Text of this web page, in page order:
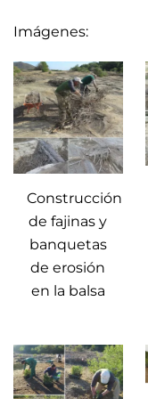
Imágenes:
Construcción
de fajinas y
banquetas
de erosión
en la balsa